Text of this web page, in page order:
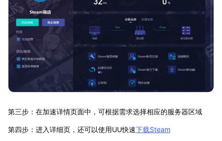
第三步：在加速详情页面中，可根据需求选择相应的服务器区域
第四步：进入详细页，还可以使用UU快速下载Steam